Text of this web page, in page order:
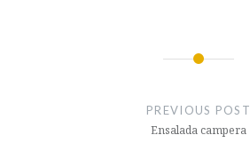
PREVIOUS POST
Ensalada campera